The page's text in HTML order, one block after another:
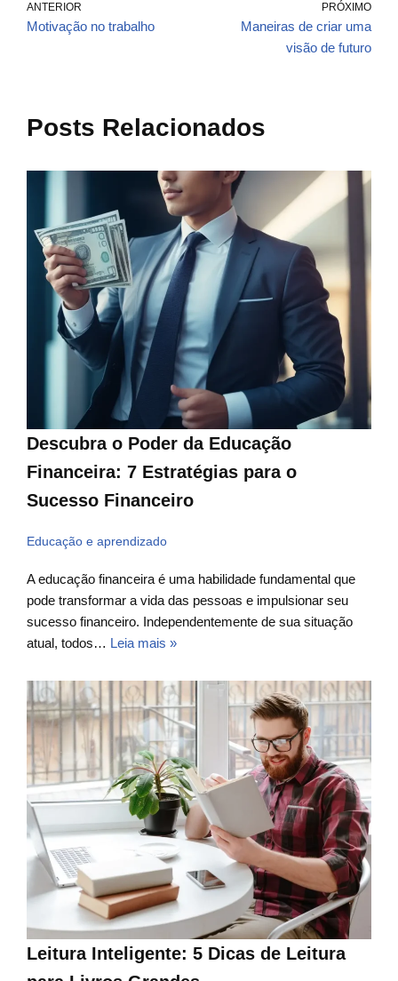
ANTERIOR
Motivação no trabalho
PRÓXIMO
Maneiras de criar uma
visão de futuro
Posts Relacionados
Descubra o Poder da Educação
Financeira: 7 Estratégias para o
Sucesso Financeiro
Educação e aprendizado
A educação financeira é uma habilidade fundamental que
pode transformar a vida das pessoas e impulsionar seu
sucesso financeiro. Independentemente de sua situação
atual, todos… Leia mais »
Leitura Inteligente: 5 Dicas de Leitura